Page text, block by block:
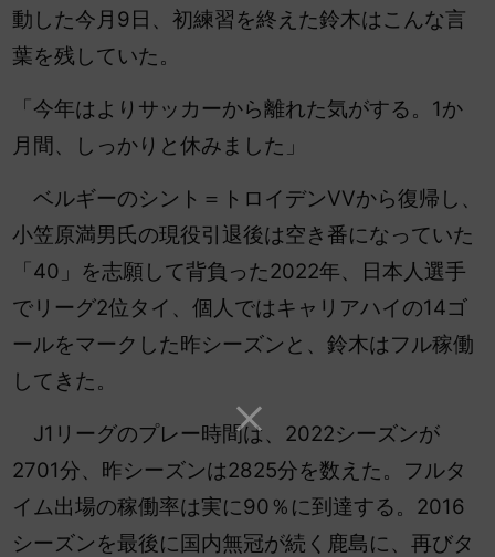
動した今月9日、初練習を終えた鈴木はこんな言
葉を残していた。
「今年はよりサッカーから離れた気がする。1か
月間、しっかりと休みました」
ベルギーのシント＝トロイデンVVから復帰し、
小笠原満男氏の現役引退後は空き番になっていた
「40」を志願して背負った2022年、日本人選手
でリーグ2位タイ、個人ではキャリアハイの14ゴ
ールをマークした昨シーズンと、鈴木はフル稼働
してきた。
J1リーグのプレー時間は、2022シーズンが
2701分、昨シーズンは2825分を数えた。フルタ
イム出場の稼働率は実に90％に到達する。2016
シーズンを最後に国内無冠が続く鹿島に、再びタ